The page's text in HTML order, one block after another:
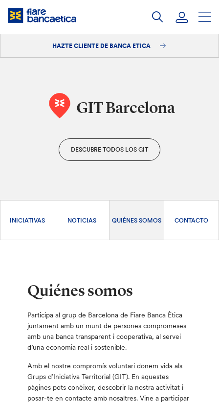
Saltar
HAZTE CLIENTE DE BANCA ETICA
GIT Barcelona
DESCUBRE TODOS LOS GIT
INICIATIVAS NOTICIAS QUIÉNES SOMOS CONTACTO
Quiénes somos
Participa al grup de Barcelona de Fiare Banca Ètica
juntament amb un munt de persones compromeses
amb una banca transparent i cooperativa, al servei
d’una economia real i sostenible.
Amb el nostre compromís voluntari donem vida als
Grups d’Iniciativa Territorial (GIT). En aquestes
pàgines pots conèixer, descobrir la nostra activitat i
posar-te en contacte amb nosaltres. Vine a participar